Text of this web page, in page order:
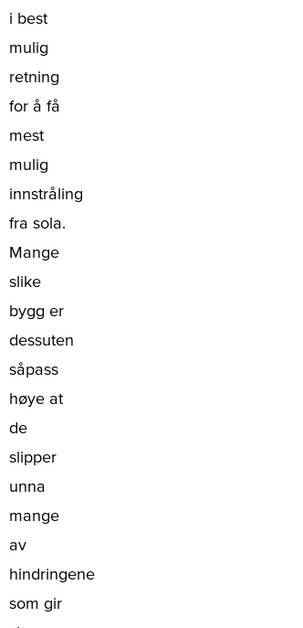
i best
mulig
retning
for å få
mest
mulig
innstråling
fra sola.
Mange
slike
bygg er
dessuten
såpass
høye at
de
slipper
unna
mange
av
hindringene
som gir